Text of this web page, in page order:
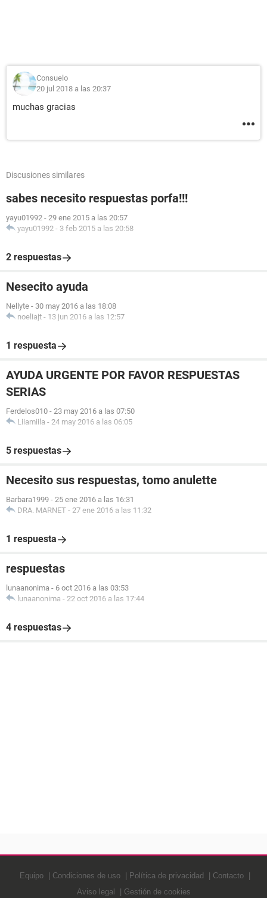
Consuelo
20 jul 2018 a las 20:37
muchas gracias
Discusiones similares
sabes necesito respuestas porfa!!!
yayu01992 - 29 ene 2015 a las 20:57
yayu01992 - 3 feb 2015 a las 20:58
2 respuestas
Nesecito ayuda
Nellyte - 30 may 2016 a las 18:08
noeliajt - 13 jun 2016 a las 12:57
1 respuesta
AYUDA URGENTE POR FAVOR RESPUESTAS
SERIAS
Ferdelos010 - 23 may 2016 a las 07:50
Liiamiila - 24 may 2016 a las 06:05
5 respuestas
Necesito sus respuestas, tomo anulette
Barbara1999 - 25 ene 2016 a las 16:31
DRA. MARNET - 27 ene 2016 a las 11:32
1 respuesta
respuestas
lunaanonima - 6 oct 2016 a las 03:53
lunaanonima - 22 oct 2016 a las 17:44
4 respuestas
Equipo Condiciones de uso Política de privacidad
Contacto
Aviso legal
Gestión de cookies